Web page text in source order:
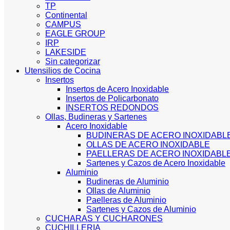
TP
Continental
CAMPUS
EAGLE GROUP
IRP
LAKESIDE
Sin categorizar
Utensilios de Cocina
Insertos
Insertos de Acero Inoxidable
Insertos de Policarbonato
INSERTOS REDONDOS
Ollas, Budineras y Sartenes
Acero Inoxidable
BUDINERAS DE ACERO
OLLAS DE ACERO INOXIDABLE
PAELLERAS DE ACERO
Sartenes y Cazos de Acero Inoxidable
Aluminio
Budineras de Aluminio
Ollas de Aluminio
Paelleras de Aluminio
Sartenes y Cazos de Aluminio
CUCHARAS Y CUCHARONES
CUCHILLERIA